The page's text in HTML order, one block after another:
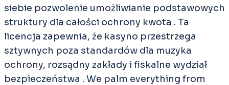
siebie pozwolenie umożliwianie podstawowych
struktury dla całości ochrony kwota . Ta
licencja zapewnia, że ​​kasyno przestrzega
sztywnych poza standardów dla muzyka
ochrony, rozsądny zakłady i fiskalne wydział
bezpieczeństwa . We palm everything from